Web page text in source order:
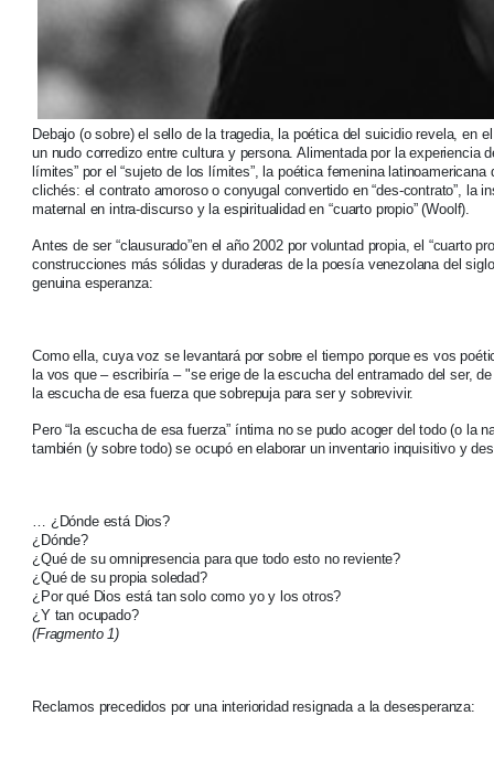
Debajo (o sobre) el sello de la tragedia, la poética del suicidio revela, en
un nudo corredizo entre cultura y persona. Alimentada por la experiencia
límites” por el “sujeto de los límites”, la poética femenina
clichés: el contrato amoroso o conyugal convertido en “des-contrato”, la
maternal en intra-discurso y la espiritualidad en “cuarto propio” (Woolf).
Antes de ser “clausurado”en el año 2002 por voluntad propia, el “cuarto
construcciones más sólidas y duraderas de la poesía venezolana del
genuina esperanza:
Como ella, cuya voz se levantará por sobre el tiempo porque es vos
la vos que – escribiría – "se erige de la escucha del entramado del ser,
la escucha de esa fuerza que sobrepuja para ser y sobrevivir.
Pero “la escucha de esa fuerza” íntima no se pudo acoger del todo (o la
también (y sobre todo) se ocupó en elaborar un inventario inquisitivo y
… ¿Dónde está Dios?
¿Dónde?
¿Qué de su omnipresencia para que todo esto no reviente?
¿Qué de su propia soledad?
¿Por qué Dios está tan solo como yo y los otros?
¿Y tan ocupado?
(Fragmento 1)
Reclamos precedidos por una interioridad resignada a la desesperanza: